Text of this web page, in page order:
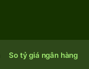
So tỷ giá ngân hàng